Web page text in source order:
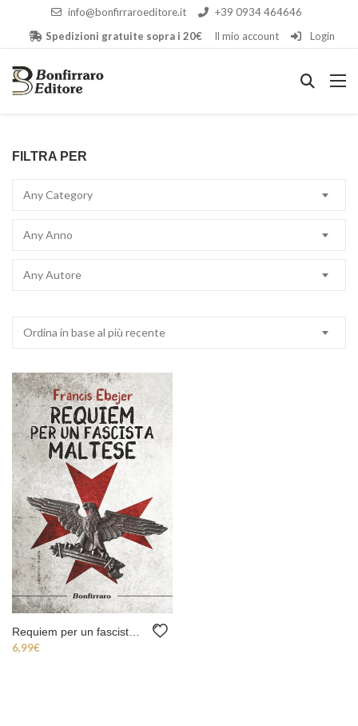
info@bonfirraroeditore.it
+39 0934 464646
Spedizioni gratuite sopra i 20€
Il mio account Login
FILTRA PER
Any Category
Any Anno
Any Autore
Ordina in base al più recente
6,99€